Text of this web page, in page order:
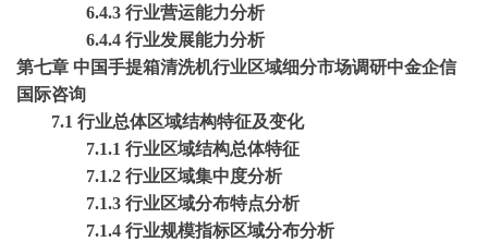
6.4.3 行业营运能力分析
6.4.4 行业发展能力分析
第七章 中国手提箱清洗机行业区域细分市场调研中金企信
国际咨询
7.1 行业总体区域结构特征及变化
7.1.1 行业区域结构总体特征
7.1.2 行业区域集中度分析
7.1.3 行业区域分布特点分析
7.1.4 行业规模指标区域分布分析